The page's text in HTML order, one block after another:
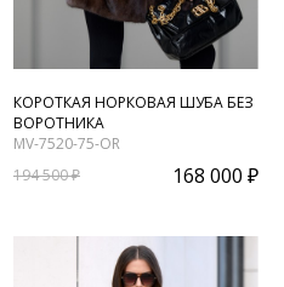
КОРОТКАЯ НОРКОВАЯ ШУБА БЕЗ
ВОРОТНИКА
MV-7520-75-OR
194 500 ₽
168 000 ₽